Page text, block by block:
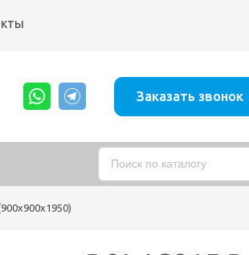
Заказать звонок